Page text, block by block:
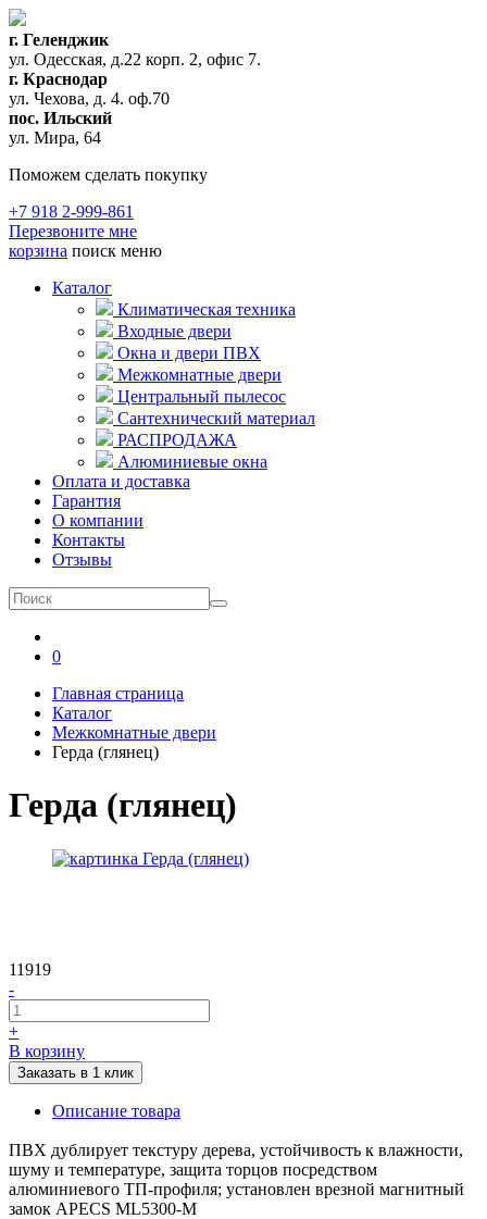
г. Геленджик
ул. Одесская, д.22 корп. 2, офис 7.
г. Краснодар
ул. Чехова, д. 4. оф.70
пос. Ильский
ул. Мира, 64
Поможем сделать покупку
+7 918 2-999-861
Перезвоните мне
корзина поиск меню
Каталог
Климатическая техника
Входные двери
Окна и двери ПВХ
Межкомнатные двери
Центральный пылесос
Сантехнический материал
РАСПРОДАЖА
Алюминиевые окна
Оплата и доставка
Гарантия
О компании
Контакты
Отзывы
0
Главная страница
Каталог
Межкомнатные двери
Герда (глянец)
Герда (глянец)
11919
-
+
В корзину
Заказать в 1 клик
Описание товара
ПВХ дублирует текстуру дерева, устойчивость к влажности,
шуму и температуре, защита торцов посредством
алюминиевого ТП-профиля; установлен врезной магнитный
замок APECS ML5300-M